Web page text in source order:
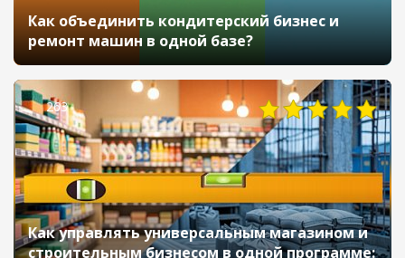
Как объединить кондитерский бизнес и
ремонт машин в одной базе?
263
Как управлять универсальным магазином и
строительным бизнесом в одной программе: